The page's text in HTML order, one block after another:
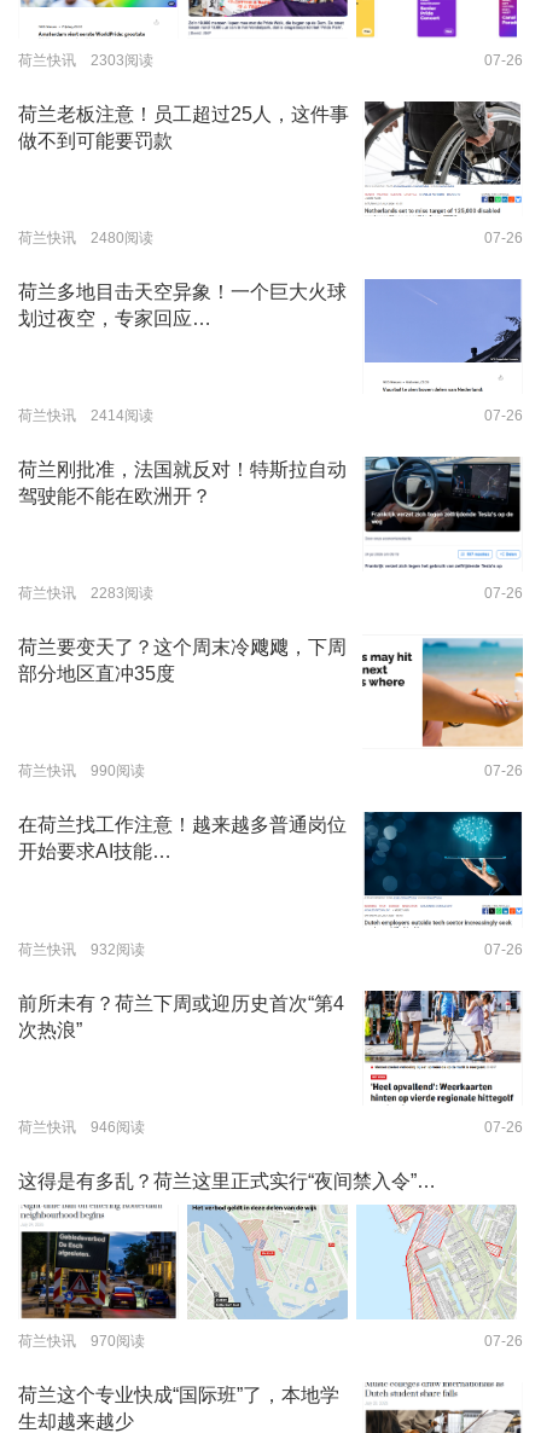
荷兰快讯 2303阅读 07-26
荷兰老板注意！员工超过25人，这件事
做不到可能要罚款
荷兰快讯 2480阅读 07-26
荷兰多地目击天空异象！一个巨大火球
划过夜空，专家回应…
荷兰快讯 2414阅读 07-26
荷兰刚批准，法国就反对！特斯拉自动
驾驶能不能在欧洲开？
荷兰快讯 2283阅读 07-26
荷兰要变天了？这个周末冷飕飕，下周
部分地区直冲35度
荷兰快讯 990阅读 07-26
在荷兰找工作注意！越来越多普通岗位
开始要求AI技能…
荷兰快讯 932阅读 07-26
前所未有？荷兰下周或迎历史首次“第4
次热浪”
荷兰快讯 946阅读 07-26
这得是有多乱？荷兰这里正式实行“夜间禁入令”…
荷兰快讯 970阅读 07-26
荷兰这个专业快成“国际班”了，本地学
生却越来越少